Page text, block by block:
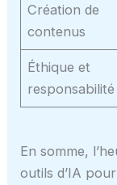
Création de
contenus
Éthique et
responsabilité
En somme,
outils d’IA